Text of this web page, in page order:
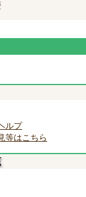
ルプ
等はこちら